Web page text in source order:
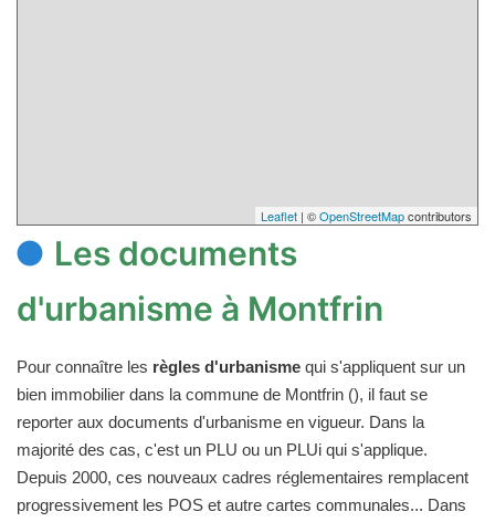
Leaflet | ©OpenStreetMapcontributors
Les documents
d'urbanisme à Montfrin
Pour connaître les règles d'urbanisme qui s'appliquent sur un
bien immobilier dans la commune de Montfrin (), il faut se
reporter aux documents d'urbanisme en vigueur. Dans la
majorité des cas, c'est un PLU ou un PLUi qui s'applique.
Depuis 2000, ces nouveaux cadres réglementaires remplacent
progressivement les POS et autre cartes communales... Dans